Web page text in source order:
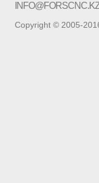
Copyright © 2005-